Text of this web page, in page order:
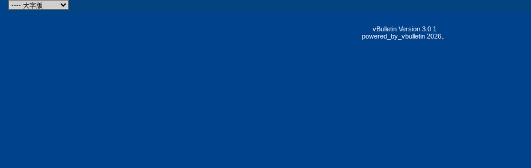
vBulletin Version 3.0.1
powered_by_vbulletin 2026。